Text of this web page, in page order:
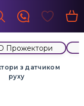
з датчиком
руху